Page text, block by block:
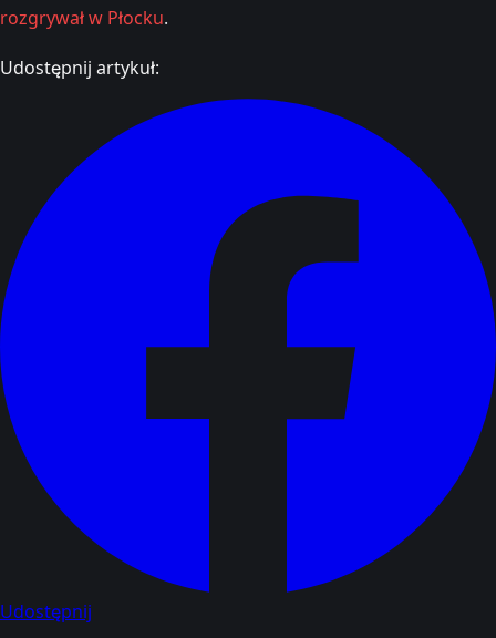
rozgrywał w Płocku.
Udostępnij artykuł:
Udostępnij